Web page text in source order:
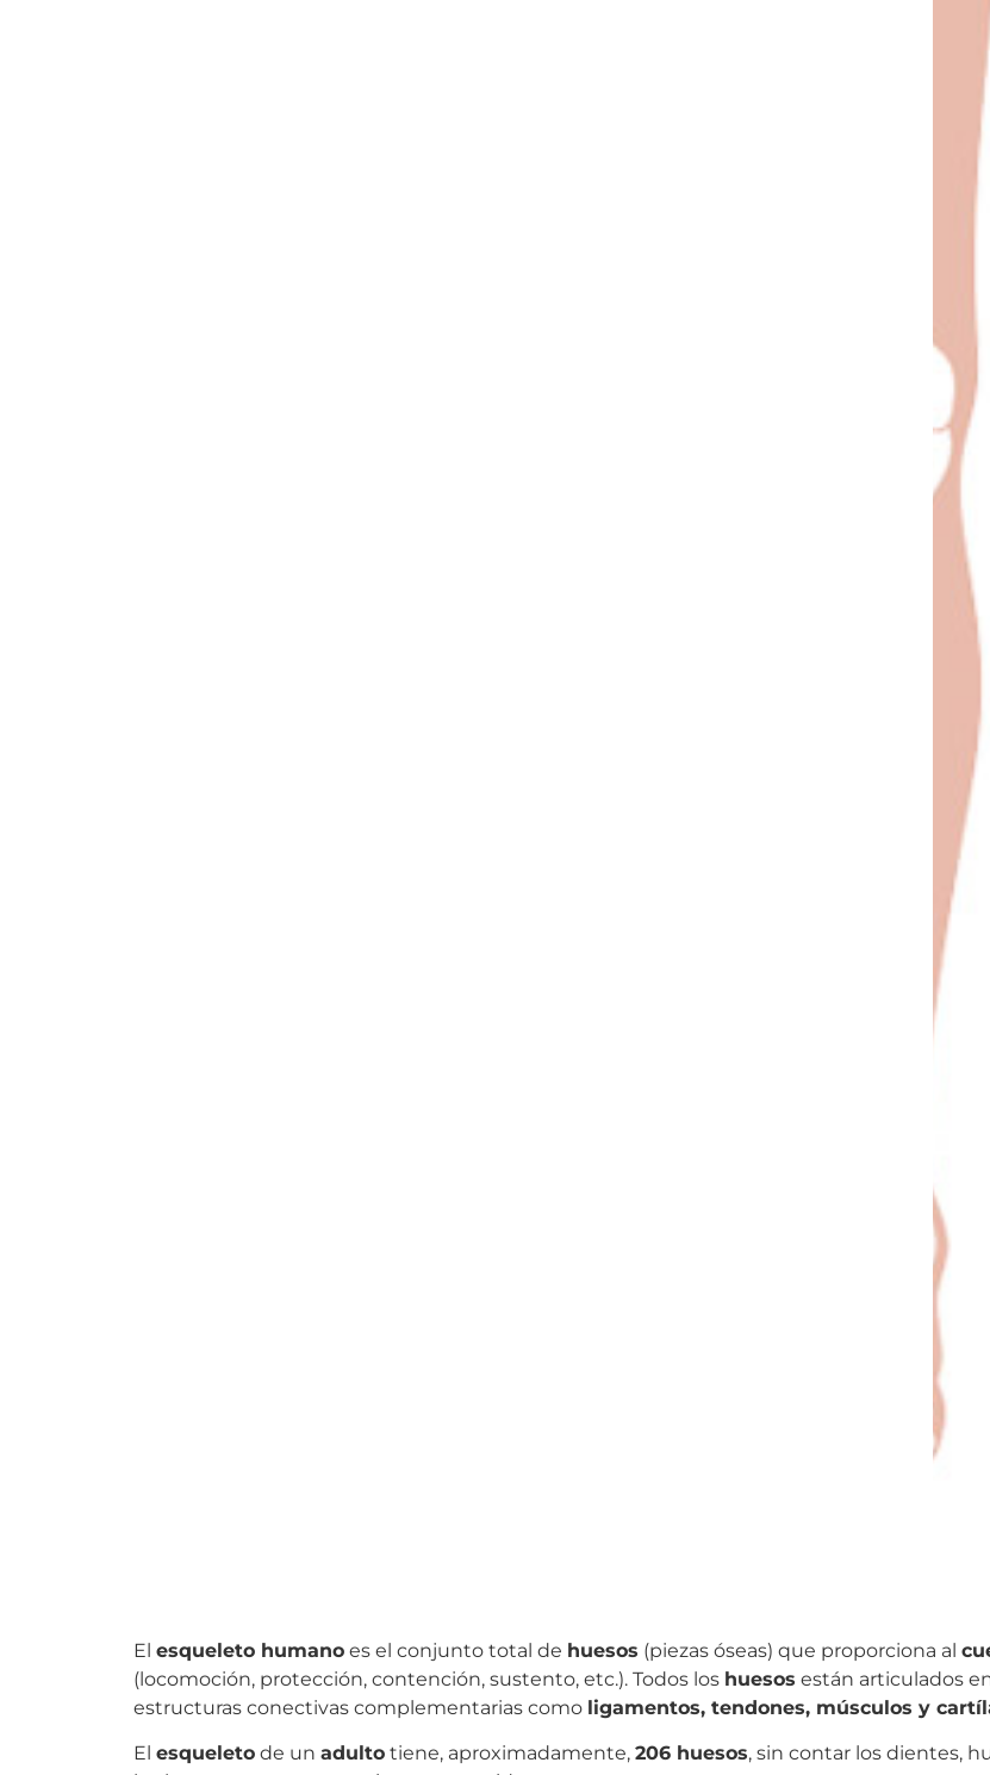
El esqueleto humano es el conjunto total de huesos (piezas óseas) que proporciona al
(locomoción, protección, contención, sustento, etc.). Todos los huesos están articulados
estructuras conectivas complementarias como ligamentos, tendones, músculos y
El esqueleto de un adulto tiene, aproximadamente, 206 huesos, sin contar los dientes,